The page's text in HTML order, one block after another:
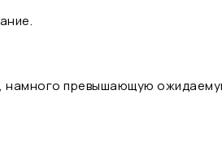
намного превышающую